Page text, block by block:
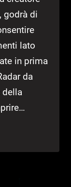
godrà di
lato
in prima
da
della